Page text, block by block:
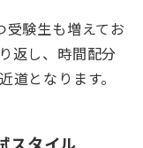
験生も増えてお
返し、時間配分
となります。
スタイル